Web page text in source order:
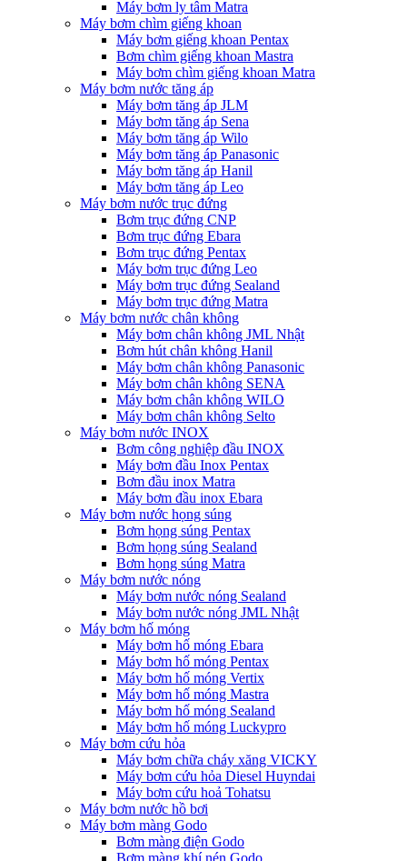
Máy bơm ly tâm Matra
Máy bơm chìm giếng khoan
Máy bơm giếng khoan Pentax
Bơm chìm giếng khoan Mastra
Máy bơm chìm giếng khoan Matra
Máy bơm nước tăng áp
Máy bơm tăng áp JLM
Máy bơm tăng áp Sena
Máy bơm tăng áp Wilo
Máy bơm tăng áp Panasonic
Máy bơm tăng áp Hanil
Máy bơm tăng áp Leo
Máy bơm nước trục đứng
Bơm trục đứng CNP
Bơm trục đứng Ebara
Bơm trục đứng Pentax
Máy bơm trục đứng Leo
Máy bơm trục đứng Sealand
Máy bơm trục đứng Matra
Máy bơm nước chân không
Máy bơm chân không JML Nhật
Bơm hút chân không Hanil
Máy bơm chân không Panasonic
Máy bơm chân không SENA
Máy bơm chân không WILO
Máy bơm chân không Selto
Máy bơm nước INOX
Bơm công nghiệp đầu INOX
Máy bơm đầu Inox Pentax
Bơm đầu inox Matra
Máy bơm đầu inox Ebara
Máy bơm nước họng súng
Bơm họng súng Pentax
Bơm họng súng Sealand
Bơm họng súng Matra
Máy bơm nước nóng
Máy bơm nước nóng Sealand
Máy bơm nước nóng JML Nhật
Máy bơm hố móng
Máy bơm hố móng Ebara
Máy bơm hố móng Pentax
Máy bơm hố móng Vertix
Máy bơm hố móng Mastra
Máy bơm hố móng Sealand
Máy bơm hố móng Luckypro
Máy bơm cứu hỏa
Máy bơm chữa cháy xăng VICKY
Máy bơm cứu hỏa Diesel Huyndai
Máy bơm cứu hoả Tohatsu
Máy bơm nước hồ bơi
Máy bơm màng Godo
Bơm màng điện Godo
Bơm màng khí nén Godo